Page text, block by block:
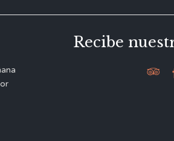
Recibe
